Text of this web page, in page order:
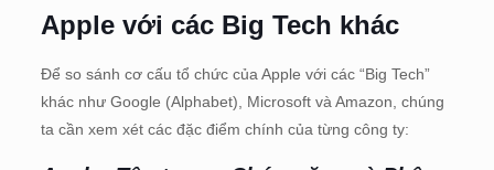
Apple với các Big Tech khác
Để so sánh cơ cấu tổ chức của Apple với các “Big Tech”
khác như Google (Alphabet), Microsoft và Amazon, chúng
ta cần xem xét các đặc điểm chính của từng công ty: